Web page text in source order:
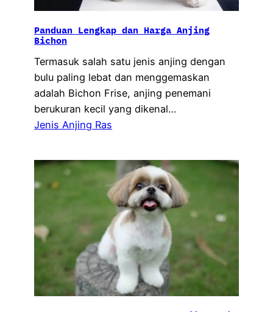
Panduan Lengkap dan Harga Anjing
Bichon
Termasuk salah satu jenis anjing dengan
bulu paling lebat dan menggemaskan
adalah Bichon Frise, anjing penemani
berukuran kecil yang dikenal…
Jenis Anjing Ras